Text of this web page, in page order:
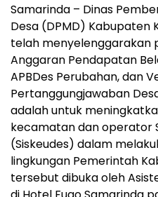
Samarinda – Dinas
Desa (DPMD) Kabupaten
telah menyelenggarakan
Anggaran Pendapatan
APBDes Perubahan, dan
Pertanggungjawaban
adalah untuk
kecamatan dan operator
(Siskeudes) dalam
lingkungan Pemerintah
tersebut dibuka oleh